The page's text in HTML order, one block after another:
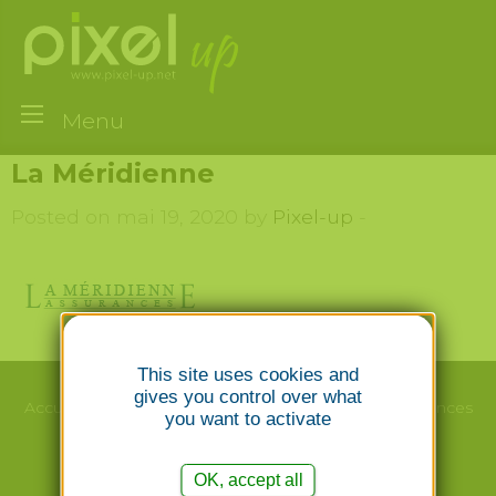
Menu
La Méridienne
Pixel-up
Le studio Webdesign/Print Nos Références
This site uses cookies and
gives you control over what
you want to activate
OK, accept all